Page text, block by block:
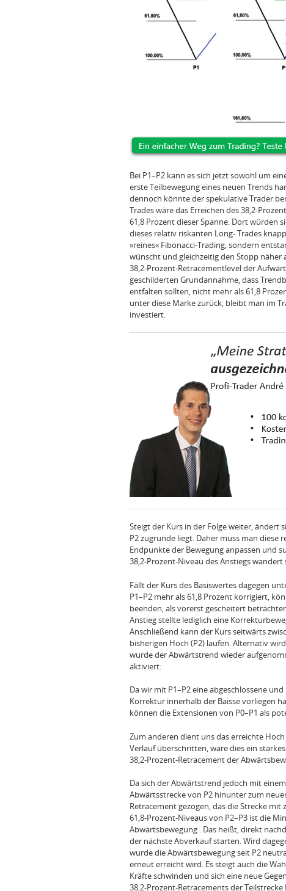
Bei P1–P2 kann es sich jetzt sowohl um
erste Teilbewegung eines neuen Trends
dennoch könnte der spekulative Trader
Trades wäre das Erreichen des
61,8 Prozent dieser Spanne. Dort würden
dieses relativ riskanten Long‑ Trades
»reines« Fibonacci‑Trading, sondern
wünscht und gleichzeitig den Stopp
38,2‑Prozent‑Retracementlevel der
geschilderten Grundannahme, dass
entfalten sollten, nicht mehr als 61,8
unter diese Marke zurück, bleibt man im
investiert.
Steigt der Kurs in der Folge weiter, ändert
P2 zugrunde liegt. Daher muss man diese
Endpunkte der Bewegung anpassen und
38,2‑Prozent‑Niveau des Anstiegs
Fällt der Kurs des Basiswertes dagegen
P1–P2 mehr als 61,8 Prozent korrigiert,
beenden, als vorerst gescheitert
Anstieg stellte lediglich eine
Anschließend kann der Kurs seitwärts
bisherigen Hoch (P2) laufen. Alternativ
wurde der Abwärtstrend wieder
aktiviert:
Da wir mit P1–P2 eine abgeschlossene
Korrektur innerhalb der Baisse vorliegen
können die Extensionen von P0–P1 als
Zum anderen dient uns das erreichte
Verlauf überschritten, wäre dies ein
38,2‑Prozent‑Retracement der
Da sich der Abwärtstrend jedoch mit
Abwärtsstrecke von P2 hinunter zum
Retracement gezogen, das die Strecke
61,8‑Prozent‑Niveaus von P2–P3 ist die
Abwärtsbewegung . Das heißt, direkt
der nächste Abverkauf starten. Wird
wurde die Abwärtsbewegung seit P2
erneut erreicht wird. Es steigt auch die
Kräfte schwinden und sich eine neue
38,2‑Prozent‑Retracements der